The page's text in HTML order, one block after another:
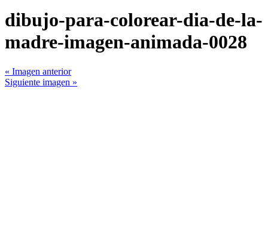
dibujo-para-colorear-dia-de-la-
madre-imagen-animada-0028
« Imagen anterior
Siguiente imagen »